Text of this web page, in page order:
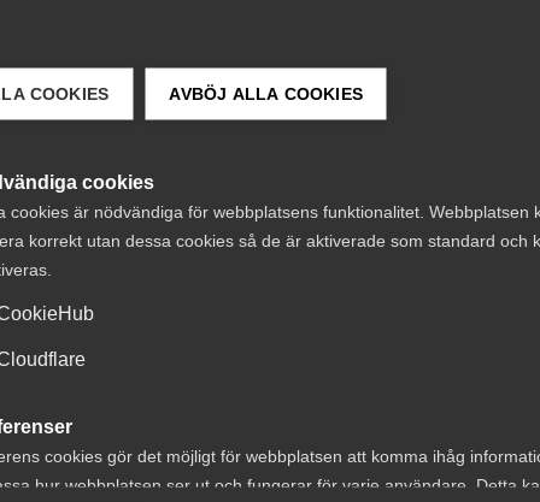
COOKIES AVBÖJ ALLA COOKIES
cookies
cookies är nödvändiga för webbplatsens funktionalitet. Webbplatsen
korrekt utan dessa cookies så de är aktiverade som standard och
cookies gör det möjligt för webbplatsen att komma ihåg
hur webbplatsen ser ut och fungerar för varje användare. Detta
och
Tvist om